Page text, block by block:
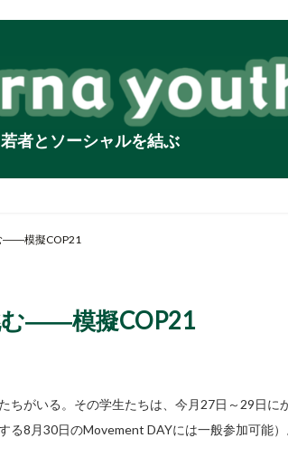
若者とソーシャルを結ぶ
――模擬COP21
む――模擬COP21
ちがいる。その学生たちは、今月27日～29日に
る8月30日のMovement DAYには一般参加可能